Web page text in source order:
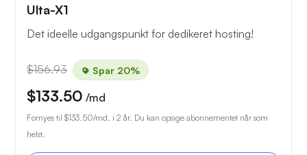
Ulta-X1
Det ideelle udgangspunkt for dedikeret hosting!
$156.93 Spar 20%
$133.50 /md
Fornyes til $133.50/md. i 2 år. Du kan opsige abonnementet når som
helst.